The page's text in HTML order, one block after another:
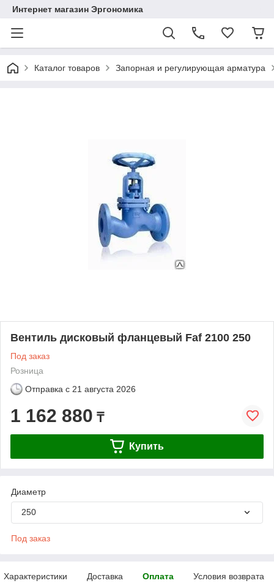
Интернет магазин Эргономика
Каталог товаров Запорная и регулирующая арматура
Вентиль дисковый фланцевый Faf 2100 250
Под заказ
Розница
Отправка с 21 августа 2026
1 162 880 ₸
Купить
Диаметр
250
Под заказ
Характеристики Доставка Оплата Условия возврата